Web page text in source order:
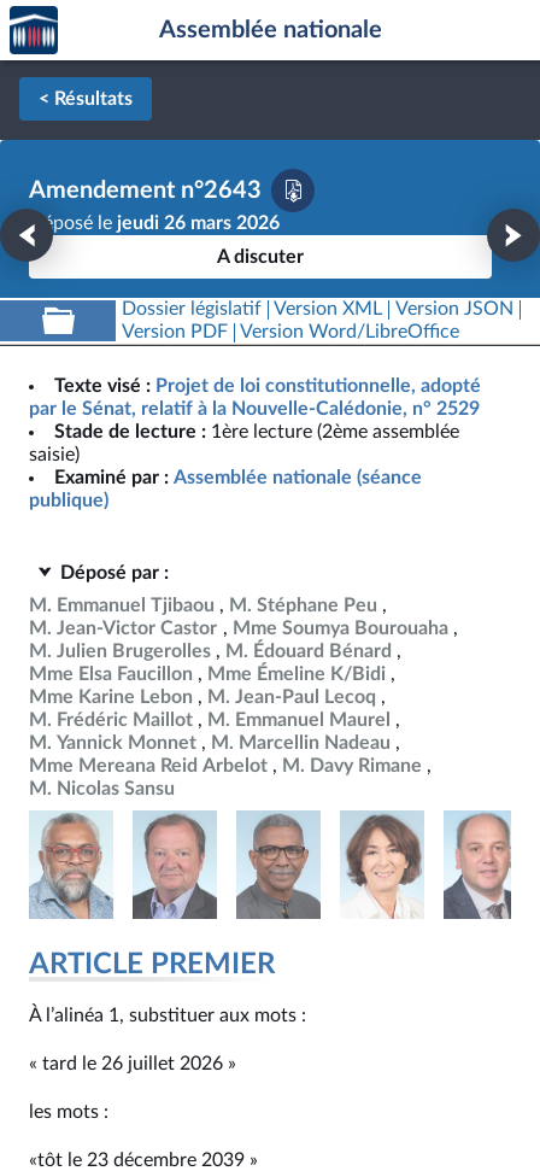
Aller au contenu
Aller en bas de la page
Accèder
à la
page
d'accueil
Assemblée nationale
< Résultats
Amendement n°2643
Déposé le jeudi 26 mars 2026
A discuter
Dossier législatif Version XML
Version JSON
Version PDF
Version Word/LibreOffice
Texte visé : Projet de loi constitutionnelle, adopté
par le Sénat, relatif à la Nouvelle-Calédonie, n° 2529
Stade de lecture : 1ère lecture (2ème assemblée
saisie)
Examiné par : Assemblée nationale (séance
publique)
Déposé par :
M. Emmanuel Tjibaou
M. Stéphane Peu
M. Jean-Victor Castor
Mme Soumya Bourouaha
M. Julien Brugerolles
M. Édouard Bénard
Mme Elsa Faucillon
Mme Émeline K/Bidi
Mme Karine Lebon
M. Jean-Paul Lecoq
M. Frédéric Maillot
M. Emmanuel Maurel
M. Yannick Monnet
M. Marcellin Nadeau
Mme Mereana Reid Arbelot
M. Davy Rimane
M. Nicolas Sansu
ARTICLE PREMIER
À l’alinéa 1, substituer aux mots :
« tard le 26 juillet 2026 »
les mots :
«tôt le 23 décembre 2039 »